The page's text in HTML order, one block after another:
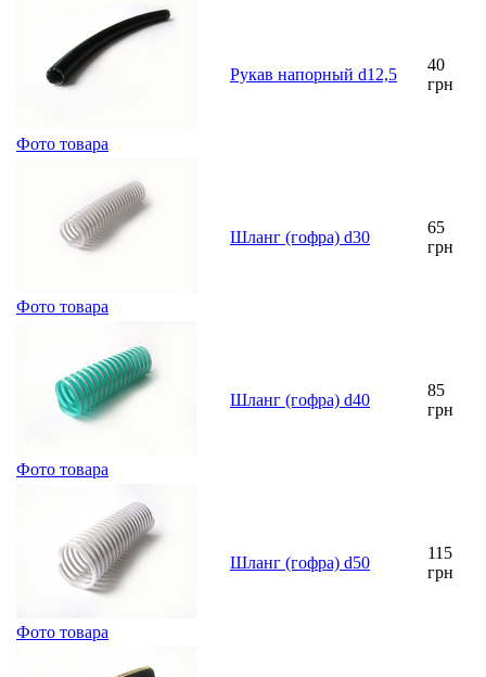
Фото товара
Рукав напорный d12,5
40
грн
Фото товара
Шланг (гофра) d30
65
грн
Фото товара
Шланг (гофра) d40
85
грн
Фото товара
Шланг (гофра) d50
115
грн